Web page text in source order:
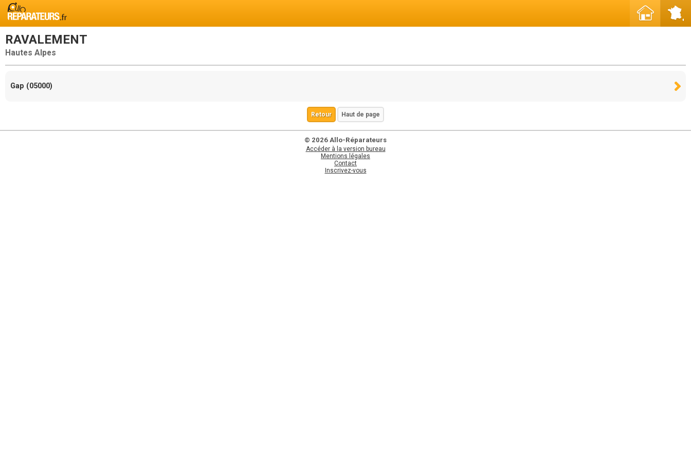
RAVALEMENT
Hautes Alpes
Gap (05000)
Retour Haut de page
© 2026 Allo-Réparateurs
Accéder à la version bureau
Mentions légales
Contact
Inscrivez-vous